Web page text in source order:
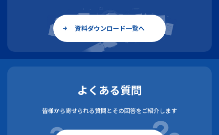
資料ダウンロード一覧へ
よくある質問
皆様から寄せられる質問とその回答をご紹介します